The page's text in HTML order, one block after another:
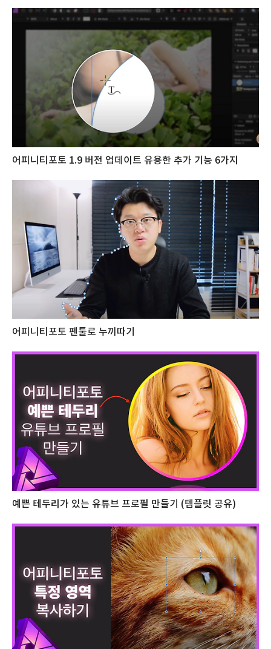
어피니티포토 1.9 버전 업데이트 유용한 추가 기능 6가지
어피니티포토 펜툴로 누끼따기
예쁜 테두리가 있는 유튜브 프로필 만들기 (템플릿 공유)